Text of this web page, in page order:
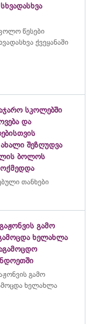
წესები
ქვეყანაში
სკოლებში
და
შეზღუდვა
ბოლოს
თანხები
გამო
ხელახლა
გამო
ხელახლა